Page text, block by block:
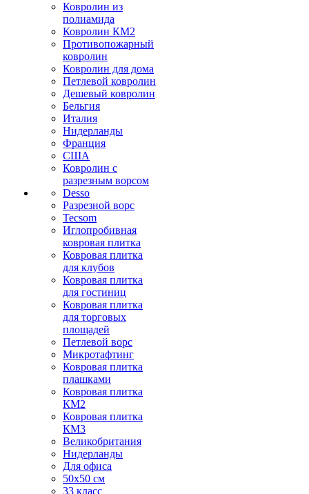
Ковролин из
полиамида
Ковролин КМ2
Противопожарный
ковролин
Ковролин для дома
Петлевой ковролин
Дешевый ковролин
Бельгия
Италия
Нидерланды
Франция
США
Ковролин с
разрезным ворсом
Desso
Разрезной ворс
Tecsom
Иглопробивная
ковровая плитка
Ковровая плитка
для клубов
Ковровая плитка
для гостиниц
Ковровая плитка
для торговых
площадей
Петлевой ворс
Микротафтинг
Ковровая плитка
плашками
Ковровая плитка
КМ2
Ковровая плитка
КМ3
Великобритания
Нидерланды
Для офиса
50х50 см
33 класс